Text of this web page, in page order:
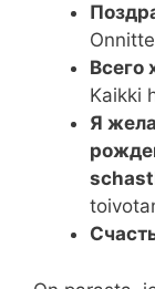
Всего
Kaikki
Я